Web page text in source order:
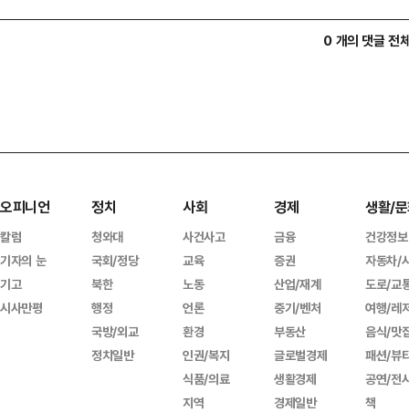
0 개의 댓글 전
오피니언
칼럼
기자의 눈
기고
시사만평
정치
청와대
국회/정당
북한
행정
국방/외교
정치일반
사회
사건사고
교육
노동
언론
환경
인권/복지
식품/의료
지역
경제
금융
증권
산업/재계
중기/벤처
부동산
글로벌경제
생활경제
경제일반
생활/
건강정보
자동차/
도로/교
여행/레
음식/맛
패션/뷰
공연/전
책